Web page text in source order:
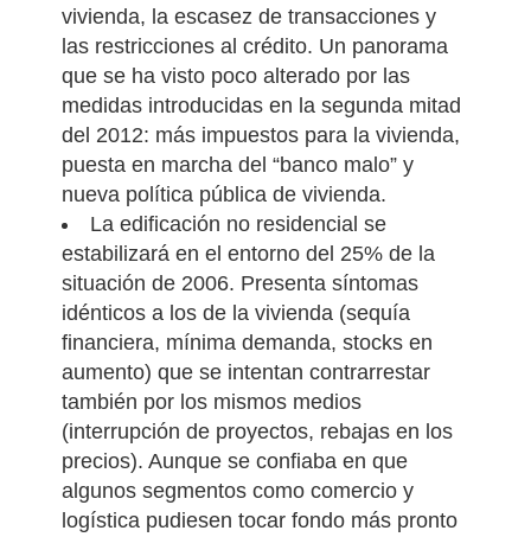
vivienda, la escasez de transacciones y
las restricciones al crédito. Un panorama
que se ha visto poco alterado por las
medidas introducidas en la segunda mitad
del 2012: más impuestos para la vivienda,
puesta en marcha del “banco malo” y
nueva política pública de vivienda.
La edificación no residencial se
estabilizará en el entorno del 25% de la
situación de 2006. Presenta síntomas
idénticos a los de la vivienda (sequía
financiera, mínima demanda, stocks en
aumento) que se intentan contrarrestar
también por los mismos medios
(interrupción de proyectos, rebajas en los
precios). Aunque se confiaba en que
algunos segmentos como comercio y
logística pudiesen tocar fondo más pronto